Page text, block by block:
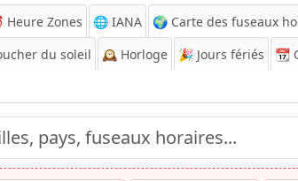
Heure Zones 🌐 IANA 🌍 Carte des fuseaux
du soleil 🕰️ Horloge 🎉 Jours fériés 📆